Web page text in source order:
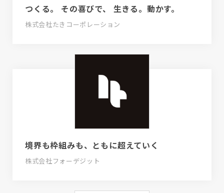
つくる。 その喜びで、 生きる。動かす。
株式会社たきコーポレーション
境界も枠組みも、ともに超えていく
株式会社フォーデジット